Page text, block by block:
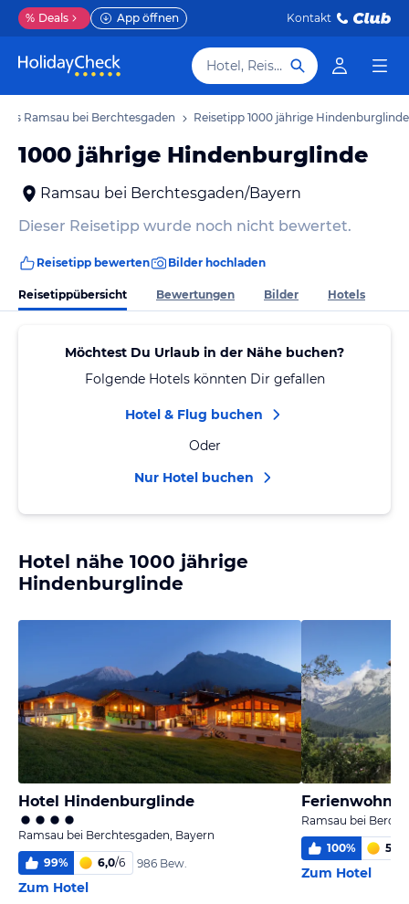
% Deals App öffnen Kontakt
Hotel, Reiseziel
Ramsau bei Berchtesgaden Reisetipp 1000 jährige Hindenburglinde
1000 jährige Hindenburglinde
Ramsau bei Berchtesgaden/Bayern
Dieser Reisetipp wurde noch nicht bewertet.
Reisetipp bewerten Bilder hochladen
Reisetippübersicht Bewertungen Bilder Hotels
Möchtest Du Urlaub in der Nähe buchen?
Folgende Hotels könnten Dir gefallen
Hotel & Flug buchen
Oder
Nur Hotel buchen
Hotel nähe 1000 jährige
Hindenburglinde
Hotel Hindenburglinde
Ramsau bei Berchtesgaden, Bayern
99% 6,0/6 986 Bew.
Zum Hotel
Ramsau bei
100% 5,5
Zum Hotel